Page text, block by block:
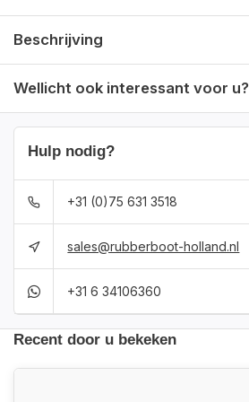
Beschrijving
Wellicht ook interessant voor u?
Hulp nodig?
+31 (0)75 631 3518
sales@rubberboot-holland.nl
+31 6 34106360
Recent door u bekeken